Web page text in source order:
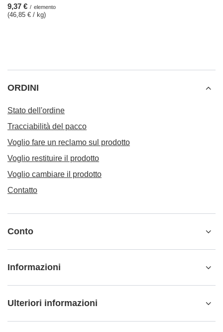
9,37 € / elemento
(46,85 € / kg)
ORDINI
Stato dell'ordine
Tracciabilità del pacco
Voglio fare un reclamo sul prodotto
Voglio restituire il prodotto
Voglio cambiare il prodotto
Contatto
Conto
Informazioni
Ulteriori informazioni